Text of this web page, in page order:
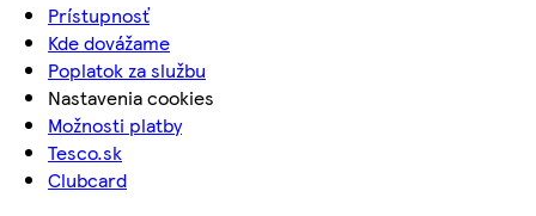
Prístupnosť
Kde dovážame
Poplatok za službu
Nastavenia cookies
Možnosti platby
Tesco.sk
Clubcard